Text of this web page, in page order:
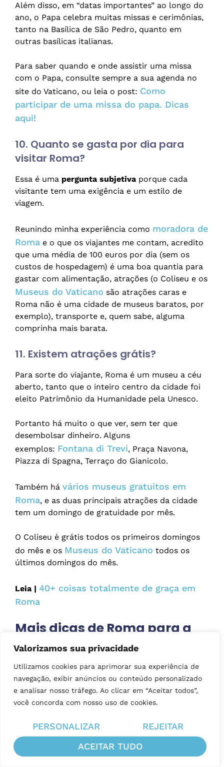
Valorizamos sua privacidade
Utilizamos cookies para aprimorar sua experiência de
navegação, exibir anúncios ou conteúdo personalizado
e analisar nosso tráfego. Ao clicar em “Aceitar todos”,
você concorda com nosso uso de cookies.
PERSONALIZAR
REJEITAR
ACEITAR TUDO
Além disso, em “datas importantes” ao longo do
ano, o Papa celebra muitas missas e cerimônias,
tanto na Basílica de São Pedro, quanto em
outras basílicas italianas.
Para saber quando e onde assistir uma missa
com o Papa, consulte sempre a sua agenda no
site do Vaticano, ou leia o post: Como
participar de uma missa do papa. Dicas
aqui!
10. Quanto se gasta por dia para
visitar Roma?
Essa é uma pergunta subjetiva porque cada
visitante tem uma exigência e um estilo de
viagem.
Reunindo minha experiência como moradora de
Roma e o que os viajantes me contam, acredito
que uma média de 100 euros por dia (sem os
custos de hospedagem) é uma boa quantia para
gastar com alimentação, atrações (o Coliseu e os
Museus do Vaticano são atrações caras e
Roma não é uma cidade de museus baratos, por
exemplo), transporte e, quem sabe, alguma
comprinha mais barata.
11. Existem atrações grátis?
Para sorte do viajante, Roma é um museu a céu
aberto, tanto que o inteiro centro da cidade foi
eleito Patrimônio da Humanidade pela Unesco.
Portanto há muito o que ver, sem ter que
desembolsar dinheiro. Alguns
exemplos: Fontana di Trevi, Praça Navona,
Piazza di Spagna, Terraço do Gianicolo.
Também há vários museus gratuitos em
Roma, e as duas principais atrações da cidade
tem um domingo de gratuidade por mês.
O Coliseu è grátis todos os primeiros domingos
do mês e os Museus do Vaticano todos os
últimos domingos do mês.
Leia | 40+ coisas totalmente de graça em
Roma
Mais dicas de Roma para a
sua viagem
As ruas das compras de luxo em
Roma, com mapas
Liquidações em Roma: qual é a época
das pechinchas?
perto do Vaticano
Roma, Itália: Tudo o que você precisa